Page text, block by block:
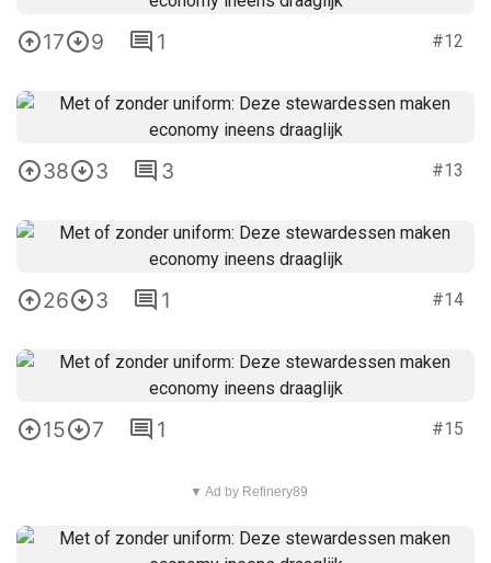
17 9 1 #12
38 3 3 #13
26 3 1 #14
15 7 1 #15
▼ Ad by Refinery89